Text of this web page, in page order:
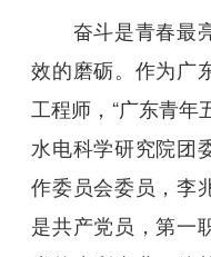
奋斗是青春最亮
效的磨砺。作为广
工程师，“广东青年
水电科学研究院团
作委员会委员，李
是共产党员，第一